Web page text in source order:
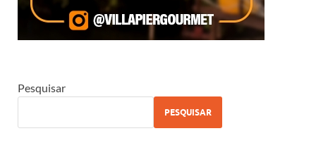
Pesquisar
PESQUISAR